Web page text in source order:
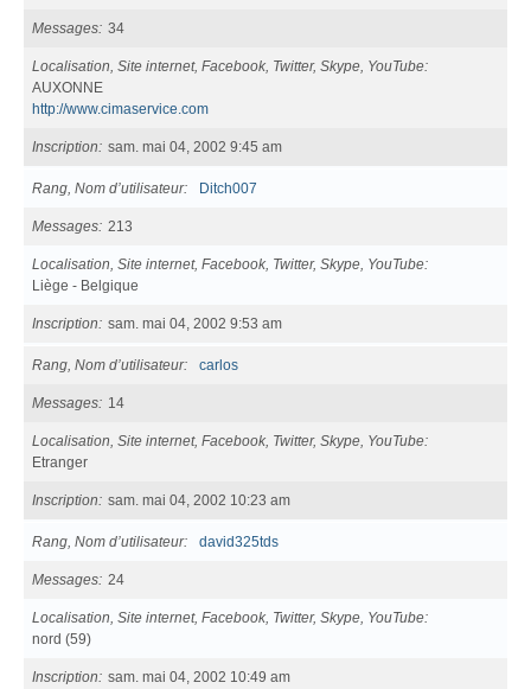
Messages 34
Localisation, Site internet, Facebook, Twitter, Skype, YouTube
AUXONNE
http://www.cimaservice.com
Inscription sam. mai 04, 2002 9:45 am
Rang, Nom d’utilisateur Ditch007
Messages 213
Localisation, Site internet, Facebook, Twitter, Skype, YouTube
Liège - Belgique
Inscription sam. mai 04, 2002 9:53 am
Rang, Nom d’utilisateur carlos
Messages 14
Localisation, Site internet, Facebook, Twitter, Skype, YouTube
Etranger
Inscription sam. mai 04, 2002 10:23 am
Rang, Nom d’utilisateur david325tds
Messages 24
Localisation, Site internet, Facebook, Twitter, Skype, YouTube
nord (59)
Inscription sam. mai 04, 2002 10:49 am